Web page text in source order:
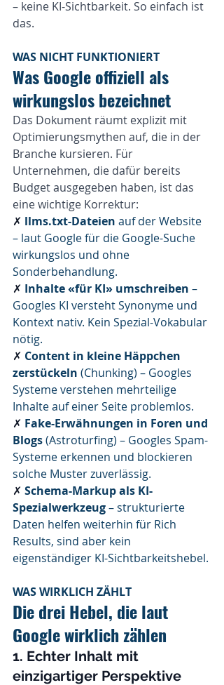
– keine KI-Sichtbarkeit. So einfach ist
das.
WAS NICHT FUNKTIONIERT
Was Google offiziell als
wirkungslos bezeichnet
Das Dokument räumt explizit mit
Optimierungsmythen auf, die in der
Branche kursieren. Für
Unternehmen, die dafür bereits
Budget ausgegeben haben, ist das
eine wichtige Korrektur:
✗ llms.txt-Dateien auf der Website
– laut Google für die Google-Suche
wirkungslos und ohne
Sonderbehandlung.
✗ Inhalte «für KI» umschreiben –
Googles KI versteht Synonyme und
Kontext nativ. Kein Spezial-Vokabular
nötig.
✗ Content in kleine Häppchen
zerstückeln (Chunking) – Googles
Systeme verstehen mehrteilige
Inhalte auf einer Seite problemlos.
✗ Fake-Erwähnungen in Foren und
Blogs (Astroturfing) – Googles Spam-
Systeme erkennen und blockieren
solche Muster zuverlässig.
✗ Schema-Markup als KI-
Spezialwerkzeug – strukturierte
Daten helfen weiterhin für Rich
Results, sind aber kein
eigenständiger KI-Sichtbarkeitshebel.
WAS WIRKLICH ZÄHLT
Die drei Hebel, die laut
Google wirklich zählen
1. Echter Inhalt mit
einzigartiger Perspektive